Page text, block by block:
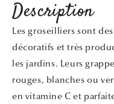
Description
Les groseilliers sont
décoratifs et très
les jardins. Leurs
rouges, blanches ou
en vitamine C et